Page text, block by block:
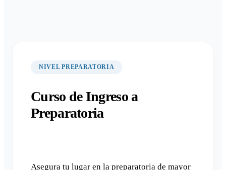
NIVEL PREPARATORIA
Curso de Ingreso a
Preparatoria
Asegura tu lugar en la preparatoria de mayor